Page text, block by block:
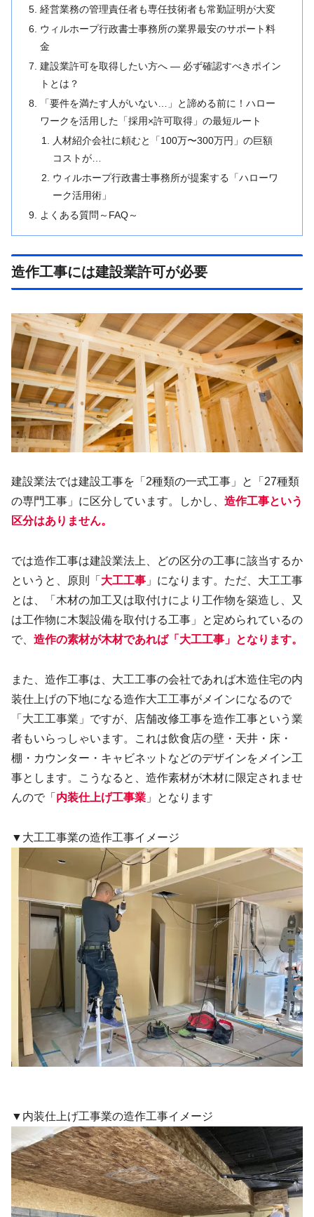
経営業務の管理責任者も専任技術者も常勤証明が大変
ウィルホープ行政書士事務所の業界最安のサポート料
金
建設業許可を取得したい方へ ― 必ず確認すべきポイン
トとは？
「要件を満たす人がいない…」と諦める前に！ハロー
ワークを活用した「採用×許可取得」の最短ルート
人材紹介会社に頼むと「100万〜300万円」の巨額
コストが…
ウィルホープ行政書士事務所が提案する「ハローワ
ーク活用術」
よくある質問～FAQ～
造作工事には建設業許可が必要
建設業法では建設工事を「2種類の一式工事」と「27種類
の専門工事」に区分しています。しかし、 造作工事という
区分はありません。
では造作工事は建設業法上、どの区分の工事に該当するか
というと、原則「 大工工事 」になります。ただ、大工工事
とは、「木材の加工又は取付けにより工作物を築造し、又
は工作物に木製設備を取付ける工事」と定められているの
で、 造作の素材が木材であれば「大工工事」となります。
また、造作工事は、大工工事の会社であれば木造住宅の内
装仕上げの下地になる造作大工工事がメインになるので
「大工工事業」ですが、店舗改修工事を造作工事という業
者もいらっしゃいます。これは飲食店の壁・天井・床・
棚・カウンター・キャビネットなどのデザインをメイン工
事とします。こうなると、造作素材が木材に限定されませ
んので「 内装仕上げ工事業 」となります
▼大工工事業の造作工事イメージ
▼内装仕上げ工事業の造作工事イメージ